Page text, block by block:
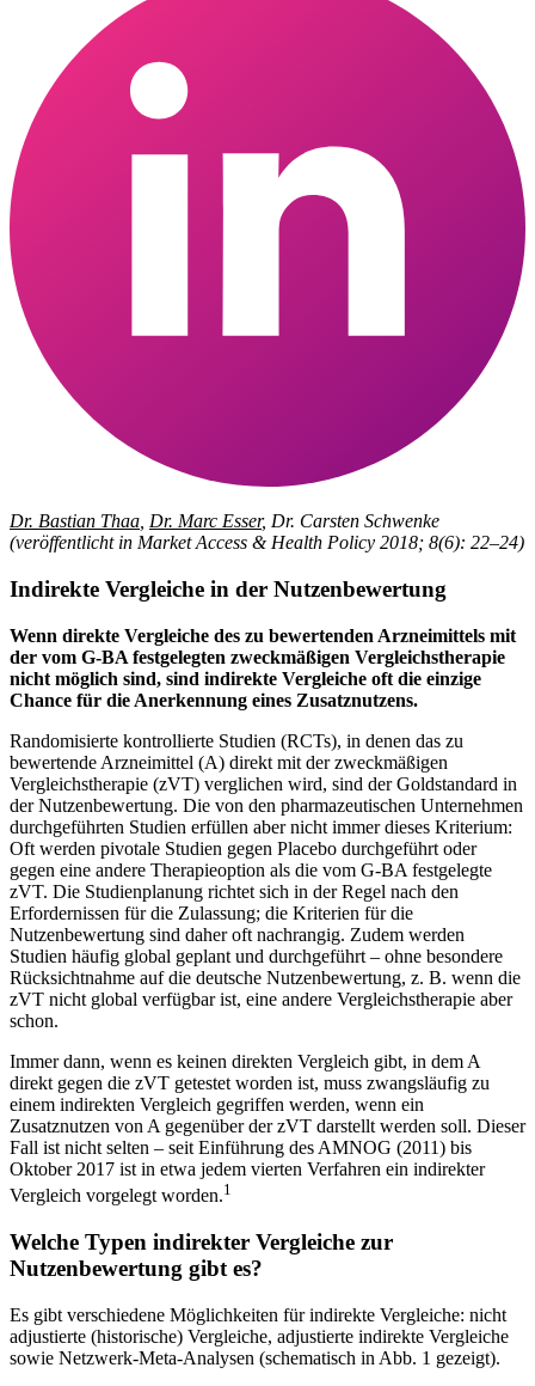
Dr. Bastian Thaa, Dr. Marc Esser, Dr. Carsten Schwenke
(veröffentlicht in Market Access & Health Policy 2018; 8(6): 22–24)
Indirekte Vergleiche in der Nutzenbewertung
Wenn direkte Vergleiche des zu bewertenden Arzneimittels mit
der vom G-BA festgelegten zweckmäßigen Vergleichstherapie
nicht möglich sind, sind indirekte Vergleiche oft die einzige
Chance für die Anerkennung eines Zusatznutzens.
Randomisierte kontrollierte Studien (RCTs), in denen das zu
bewertende Arzneimittel (A) direkt mit der zweckmäßigen
Vergleichstherapie (zVT) verglichen wird, sind der Goldstandard in
der Nutzenbewertung. Die von den pharmazeutischen Unternehmen
durchgeführten Studien erfüllen aber nicht immer dieses Kriterium:
Oft werden pivotale Studien gegen Placebo durchgeführt oder
gegen eine andere Therapieoption als die vom G-BA festgelegte
zVT. Die Studienplanung richtet sich in der Regel nach den
Erfordernissen für die Zulassung; die Kriterien für die
Nutzenbewertung sind daher oft nachrangig. Zudem werden
Studien häufig global geplant und durchgeführt – ohne besondere
Rücksichtnahme auf die deutsche Nutzenbewertung, z. B. wenn die
zVT nicht global verfügbar ist, eine andere Vergleichstherapie aber
schon.
Immer dann, wenn es keinen direkten Vergleich gibt, in dem A
direkt gegen die zVT getestet worden ist, muss zwangsläufig zu
einem indirekten Vergleich gegriffen werden, wenn ein
Zusatznutzen von A gegenüber der zVT darstellt werden soll. Dieser
Fall ist nicht selten – seit Einführung des AMNOG (2011) bis
Oktober 2017 ist in etwa jedem vierten Verfahren ein indirekter
Vergleich vorgelegt worden.1
Welche Typen indirekter Vergleiche zur
Nutzenbewertung gibt es?
Es gibt verschiedene Möglichkeiten für indirekte Vergleiche: nicht
adjustierte (historische) Vergleiche, adjustierte indirekte Vergleiche
sowie Netzwerk-Meta-Analysen (schematisch in Abb. 1 gezeigt).